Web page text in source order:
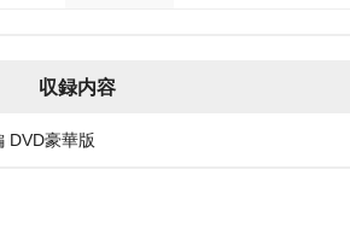
収録内容
DVD豪華版